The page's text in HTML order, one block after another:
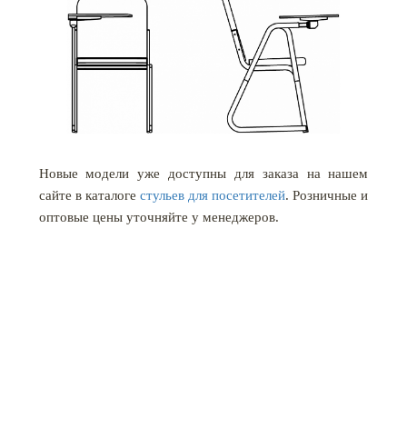
Новые модели уже доступны для заказа на нашем
сайте в каталоге стульев для посетителей. Розничные и
оптовые цены уточняйте у менеджеров.